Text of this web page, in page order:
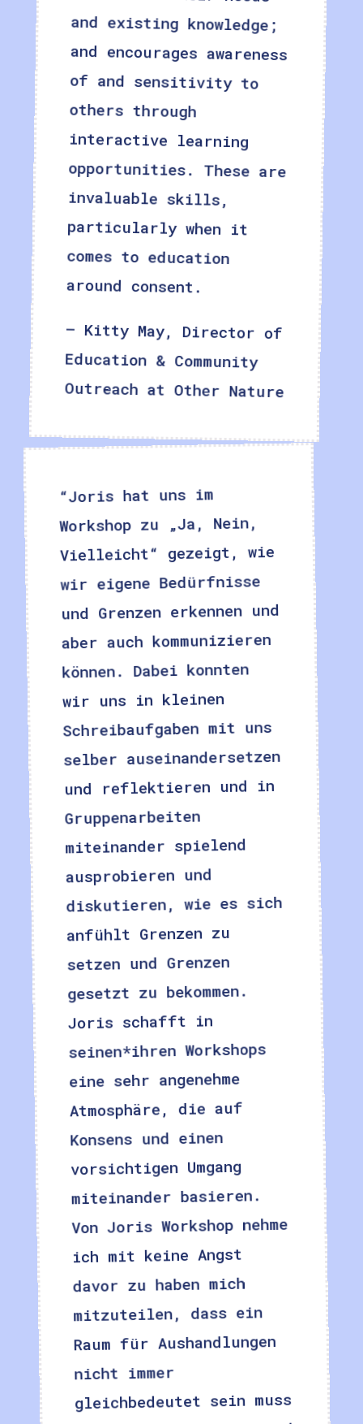
around consent.
– Kitty May, Director of
Education & Community
Outreach at Other Nature
“Joris hat uns im
Workshop zu „Ja, Nein,
Vielleicht“ gezeigt, wie
wir eigene Bedürfnisse
und Grenzen erkennen und
aber auch kommunizieren
können. Dabei konnten
wir uns in kleinen
Schreibaufgaben mit uns
selber auseinandersetzen
und reflektieren und in
Gruppenarbeiten
miteinander spielend
ausprobieren und
diskutieren, wie es sich
anfühlt Grenzen zu
setzen und Grenzen
gesetzt zu bekommen.
Joris schafft in
seinen*ihren Workshops
eine sehr angenehme
Atmosphäre, die auf
Konsens und einen
vorsichtigen Umgang
miteinander basieren.
Von Joris Workshop nehme
ich mit keine Angst
davor zu haben mich
mitzuteilen, dass ein
Raum für Aushandlungen
nicht immer
gleichbedeutet sein muss